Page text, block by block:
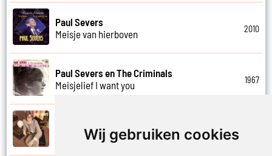
Wij gebruiken cookies
Paul Severs
Meisje van hierboven
2010
Paul Severs en The Criminals
Meisjelief I want you
1967
Met jou weet ik echt nooit